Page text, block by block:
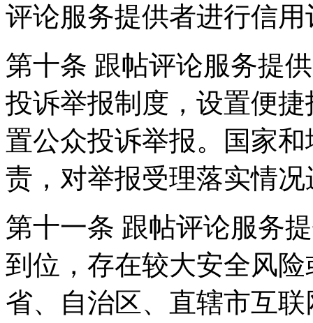
评论服务提供者进行信用
第十条 跟帖评论服务提
投诉举报制度，设置便
置公众投诉举报。国家
责，对举报受理落实情
第十一条 跟帖评论服务
到位，存在较大安全风
省、自治区、直辖市互